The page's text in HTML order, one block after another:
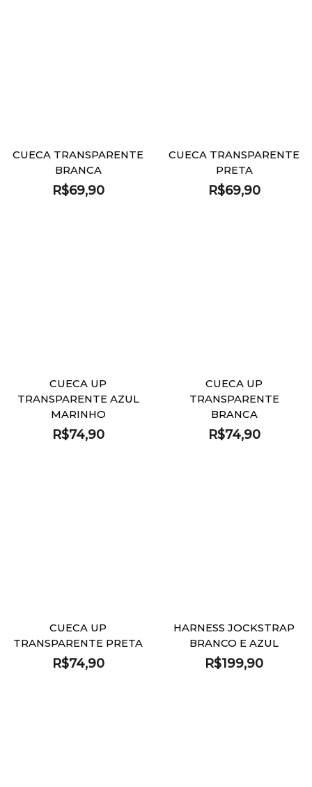
CUECA TRANSPARENTE
BRANCA
R$69,90
CUECA TRANSPARENTE
PRETA
R$69,90
CUECA UP
TRANSPARENTE AZUL
MARINHO
R$74,90
CUECA UP
TRANSPARENTE
BRANCA
R$74,90
CUECA UP
TRANSPARENTE PRETA
R$74,90
HARNESS JOCKSTRAP
BRANCO E AZUL
R$199,90